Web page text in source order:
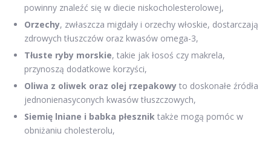
powinny znaleźć się w diecie niskocholesterolowej,
Orzechy, zwłaszcza migdały i orzechy włoskie, dostarczają
zdrowych tłuszczów oraz kwasów omega-3,
Tłuste ryby morskie, takie jak łosoś czy makrela,
przynoszą dodatkowe korzyści,
Oliwa z oliwek oraz olej rzepakowy to doskonałe źródła
jednonienasyconych kwasów tłuszczowych,
Siemię lniane i babka płesznik także mogą pomóc w
obniżaniu cholesterolu,